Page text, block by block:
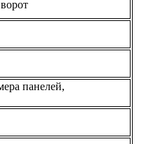
панелей,